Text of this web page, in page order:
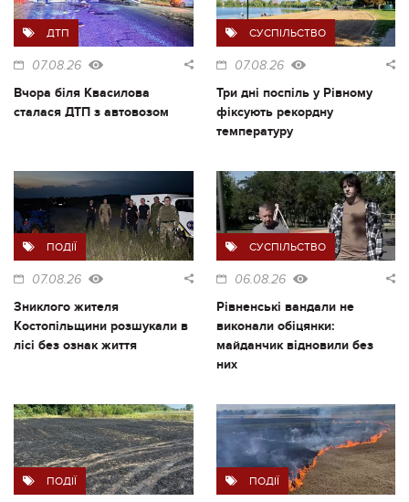
ДТП
07.08.26
Вчора біля Квасилова
сталася ДТП з автовозом
СУСПІЛЬСТВО
07.08.26
Три дні поспіль у Рівному
фіксують рекордну
температуру
ПОДІЇ
07.08.26
Зниклого жителя
Костопільщини розшукали в
лісі без ознак життя
СУСПІЛЬСТВО
06.08.26
Рівненські вандали не
виконали обіцянки:
майданчик відновили без
них
ПОДІЇ ПОДІЇ